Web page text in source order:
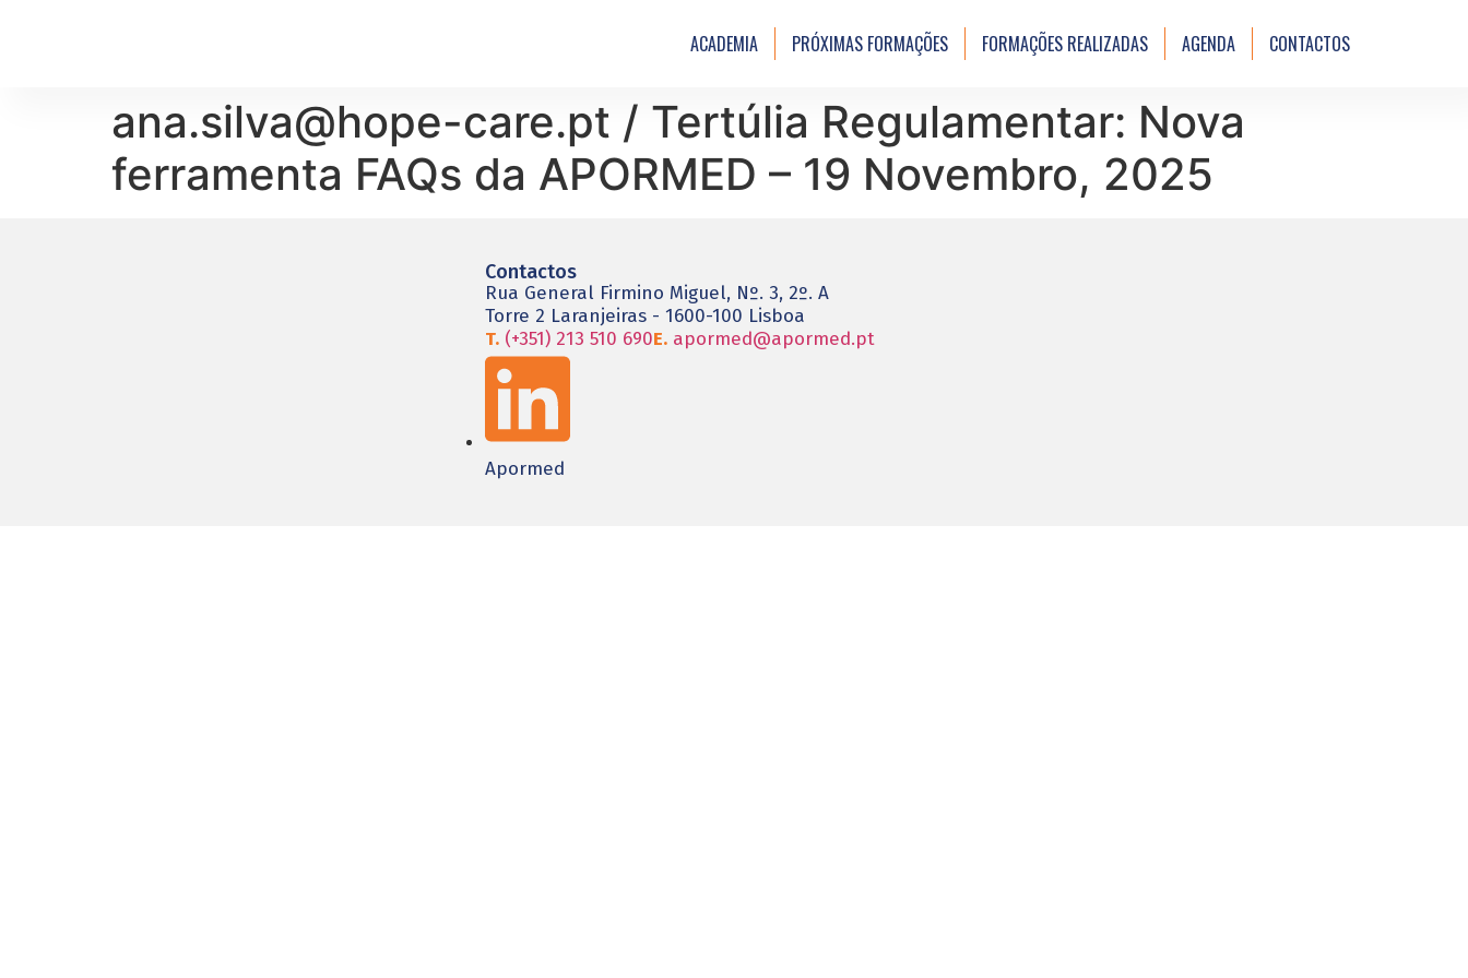
ACADEMIA PRÓXIMAS FORMAÇÕES FORMAÇÕES REALIZADAS AGENDA CONTACTOS
ana.silva@hope-care.pt / Tertúlia Regulamentar: Nova
ferramenta FAQs da APORMED – 19 Novembro, 2025
Contactos
Rua General Firmino Miguel, Nº. 3, 2º. A
Torre 2 Laranjeiras - 1600-100 Lisboa
T. (+351) 213 510 690E. apormed@apormed.pt
Apormed